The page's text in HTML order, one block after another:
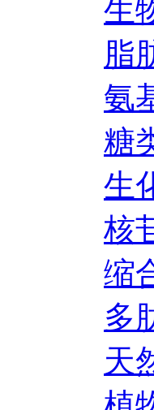
生
脂
氨
糖
生
核
缩
多
天